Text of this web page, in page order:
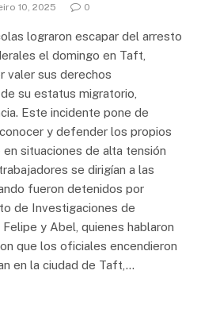
10, 2025 0
lograron escapar del arresto
el domingo en Taft,
valer sus derechos
su estatus migratorio,
Este incidente pone de
y defender los propios
situaciones de alta tensión
se dirigían a las
fueron detenidos por
de Investigaciones de
y Abel, quienes hablaron
que los oficiales encendieron
en la ciudad de Taft,…